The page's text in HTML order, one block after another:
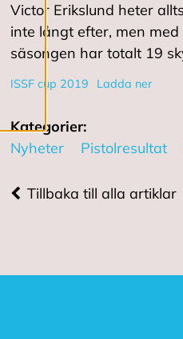
och personlig
service. Genom att
samtycka till
användningen av
utveckla en ännu
bättre tjänst och
innehåll som är
cookiepreferenser
Victor Erikslund heter
inte långt efter, men
säsongen har totalt 19
ISSF cup 2019 Ladda ner
Kategorier:
Nyheter
Pistolresultat
Tillbaka till alla artiklar